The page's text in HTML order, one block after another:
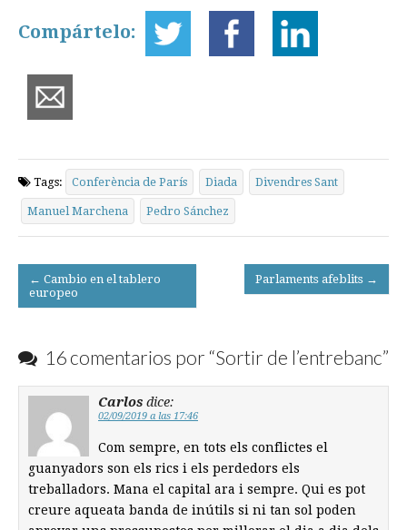
Compártelo:
Tags: Conferència de París Diada Divendres Sant
Manuel Marchena Pedro Sánchez
Post
navigation
← Cambio en el tablero
europeo
Parlaments afeblits →
16 comentarios por “Sortir de l’entrebanc”
Carlos dice:
02/09/2019 a las 17:46
Com sempre, en tots els conflictes el
guanyadors son els rics i els perdedors els
treballadors. Mana el capital ara i sempre. Qui es pot
creure aqueata banda de inútils si ni tan sol poden